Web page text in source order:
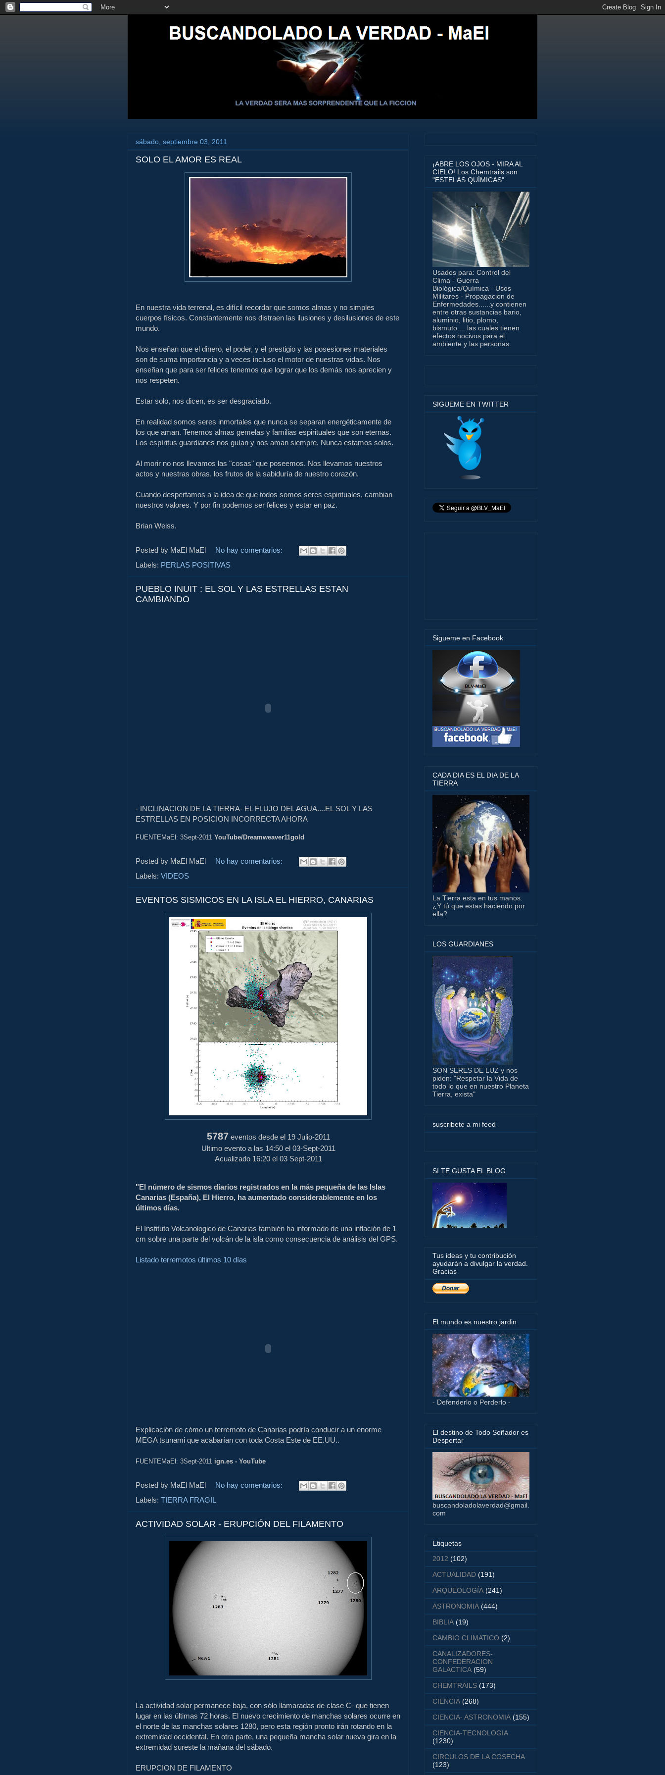
sábado, septiembre 03, 2011
SOLO EL AMOR ES REAL
En nuestra vida terrenal, es difícil recordar que somos almas y no simples
cuerpos físicos. Constantemente nos distraen las ilusiones y desilusiones de este
mundo.
Nos enseñan que el dinero, el poder, y el prestigio y las posesiones materiales
son de suma importancia y a veces incluso el motor de nuestras vidas. Nos
enseñan que para ser felices tenemos que lograr que los demás nos aprecien y
nos respeten.
Estar solo, nos dicen, es ser desgraciado.
En realidad somos seres inmortales que nunca se separan energéticamente de
los que aman. Tenemos almas gemelas y familias espirituales que son eternas.
Los espíritus guardianes nos guían y nos aman siempre. Nunca estamos solos.
Al morir no nos llevamos las "cosas" que poseemos. Nos llevamos nuestros
actos y nuestras obras, los frutos de la sabiduría de nuestro corazón.
Cuando despertamos a la idea de que todos somos seres espirituales, cambian
nuestros valores. Y por fin podemos ser felices y estar en paz.
Brian Weiss.
Posted by MaEl MaEl
No hay comentarios:
Labels: PERLAS POSITIVAS
PUEBLO INUIT : EL SOL Y LAS ESTRELLAS ESTAN
CAMBIANDO
- INCLINACION DE LA TIERRA- EL FLUJO DEL AGUA....EL SOL Y LAS
ESTRELLAS EN POSICION INCORRECTA AHORA
FUENTEMaEl: 3Sept-2011 YouTube/Dreamweaver11gold
Posted by MaEl MaEl
No hay comentarios:
Labels: VIDEOS
EVENTOS SISMICOS EN LA ISLA EL HIERRO, CANARIAS
5787 eventos desde el 19 Julio-2011
Ultimo evento a las 14:50 el 03-Sept-2011
Acualizado 16:20 el 03 Sept-2011
"El número de sismos diarios registrados en la más pequeña de las Islas
Canarias (España), El Hierro, ha aumentado considerablemente en los
últimos días.
El Instituto Volcanologico de Canarias también ha informado de una inflación de 1
cm sobre una parte del volcán de la isla como consecuencia de análisis del GPS.
Listado terremotos últimos 10 días
Explicación de cómo un terremoto de Canarias podría conducir a un enorme
MEGA tsunami que acabarían con toda Costa Este de EE.UU..
FUENTEMaEl: 3Sept-2011 ign.es - YouTube
Posted by MaEl MaEl
No hay comentarios:
Labels: TIERRA FRAGIL
ACTIVIDAD SOLAR - ERUPCIÓN DEL FILAMENTO
La actividad solar permanece baja, con sólo llamaradas de clase C- que tienen
lugar en las últimas 72 horas. El nuevo crecimiento de manchas solares ocurre en
el norte de las manchas solares 1280, pero esta región pronto irán rotando en la
extremidad occidental. En otra parte, una pequeña mancha solar nueva gira en la
extremidad sureste la mañana del sábado.
ERUPCION DE FILAMENTO
¡ABRE LOS OJOS - MIRA AL
CIELO! Los Chemtrails son
"ESTELAS QUÍMICAS"
Usados para: Control del
Clima - Guerra
Biológica/Química - Usos
Militares - Propagacion de
Enfermedades......y contienen
entre otras sustancias bario,
aluminio, litio, plomo,
bismuto.... las cuales tienen
efectos nocivos para el
ambiente y las personas.
SIGUEME EN TWITTER
Sigueme en Facebook
CADA DIA ES EL DIA DE LA
TIERRA
La Tierra esta en tus manos.
¿Y tú que estas haciendo por
ella?
LOS GUARDIANES
SON SERES DE LUZ y nos
piden: "Respetar la Vida de
todo lo que en nuestro Planeta
Tierra, exista"
suscribete a mi feed
SI TE GUSTA EL BLOG
Tus ideas y tu contribución
ayudarán a divulgar la verdad.
Gracias
El mundo es nuestro jardin
- Defenderlo o Perderlo -
El destino de Todo Soñador es
Despertar
buscandoladolaverdad@gmail.
com
Etiquetas
2012 (102)
ACTUALIDAD (191)
ARQUEOLOGÍA (241)
ASTRONOMIA (444)
BIBLIA (19)
CAMBIO CLIMATICO (2)
CANALIZADORES-
CONFEDERACION
GALACTICA (59)
CHEMTRAILS (173)
CIENCIA (268)
CIENCIA- ASTRONOMIA (155)
CIENCIA-TECNOLOGIA
(1230)
CIRCULOS DE LA COSECHA
(123)